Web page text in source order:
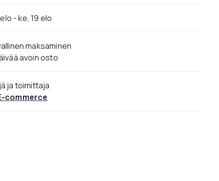
- ke, 19 elo
maksaminen
avoin osto
ja toimittaja
commerce